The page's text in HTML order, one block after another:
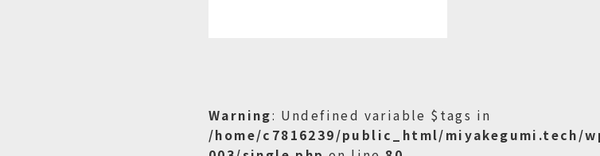
Warning: Undefined variable $tags in
/home/c7816239/public_html/miyakegumi.tech/